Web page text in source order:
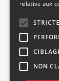
relative aux
NON